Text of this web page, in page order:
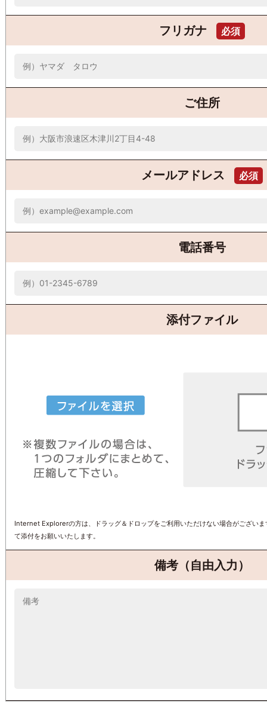
フリガナ 必須
ご住所
メールアドレス 必須
電話番号
添付ファイル
Internet Explorerの方は、ドラッグ＆ドロップをご利用いただけない場合がござい
て添付をお願いいたします。
備考（自由入力）